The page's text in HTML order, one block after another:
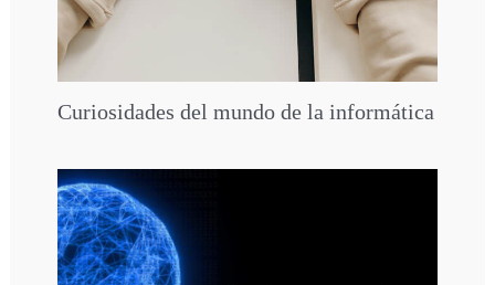
Curiosidades del mundo de la informática